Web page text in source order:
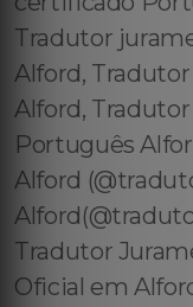
Tradutor
Alford,
Alford,
Português
Alford
Tradutor
Oficial em